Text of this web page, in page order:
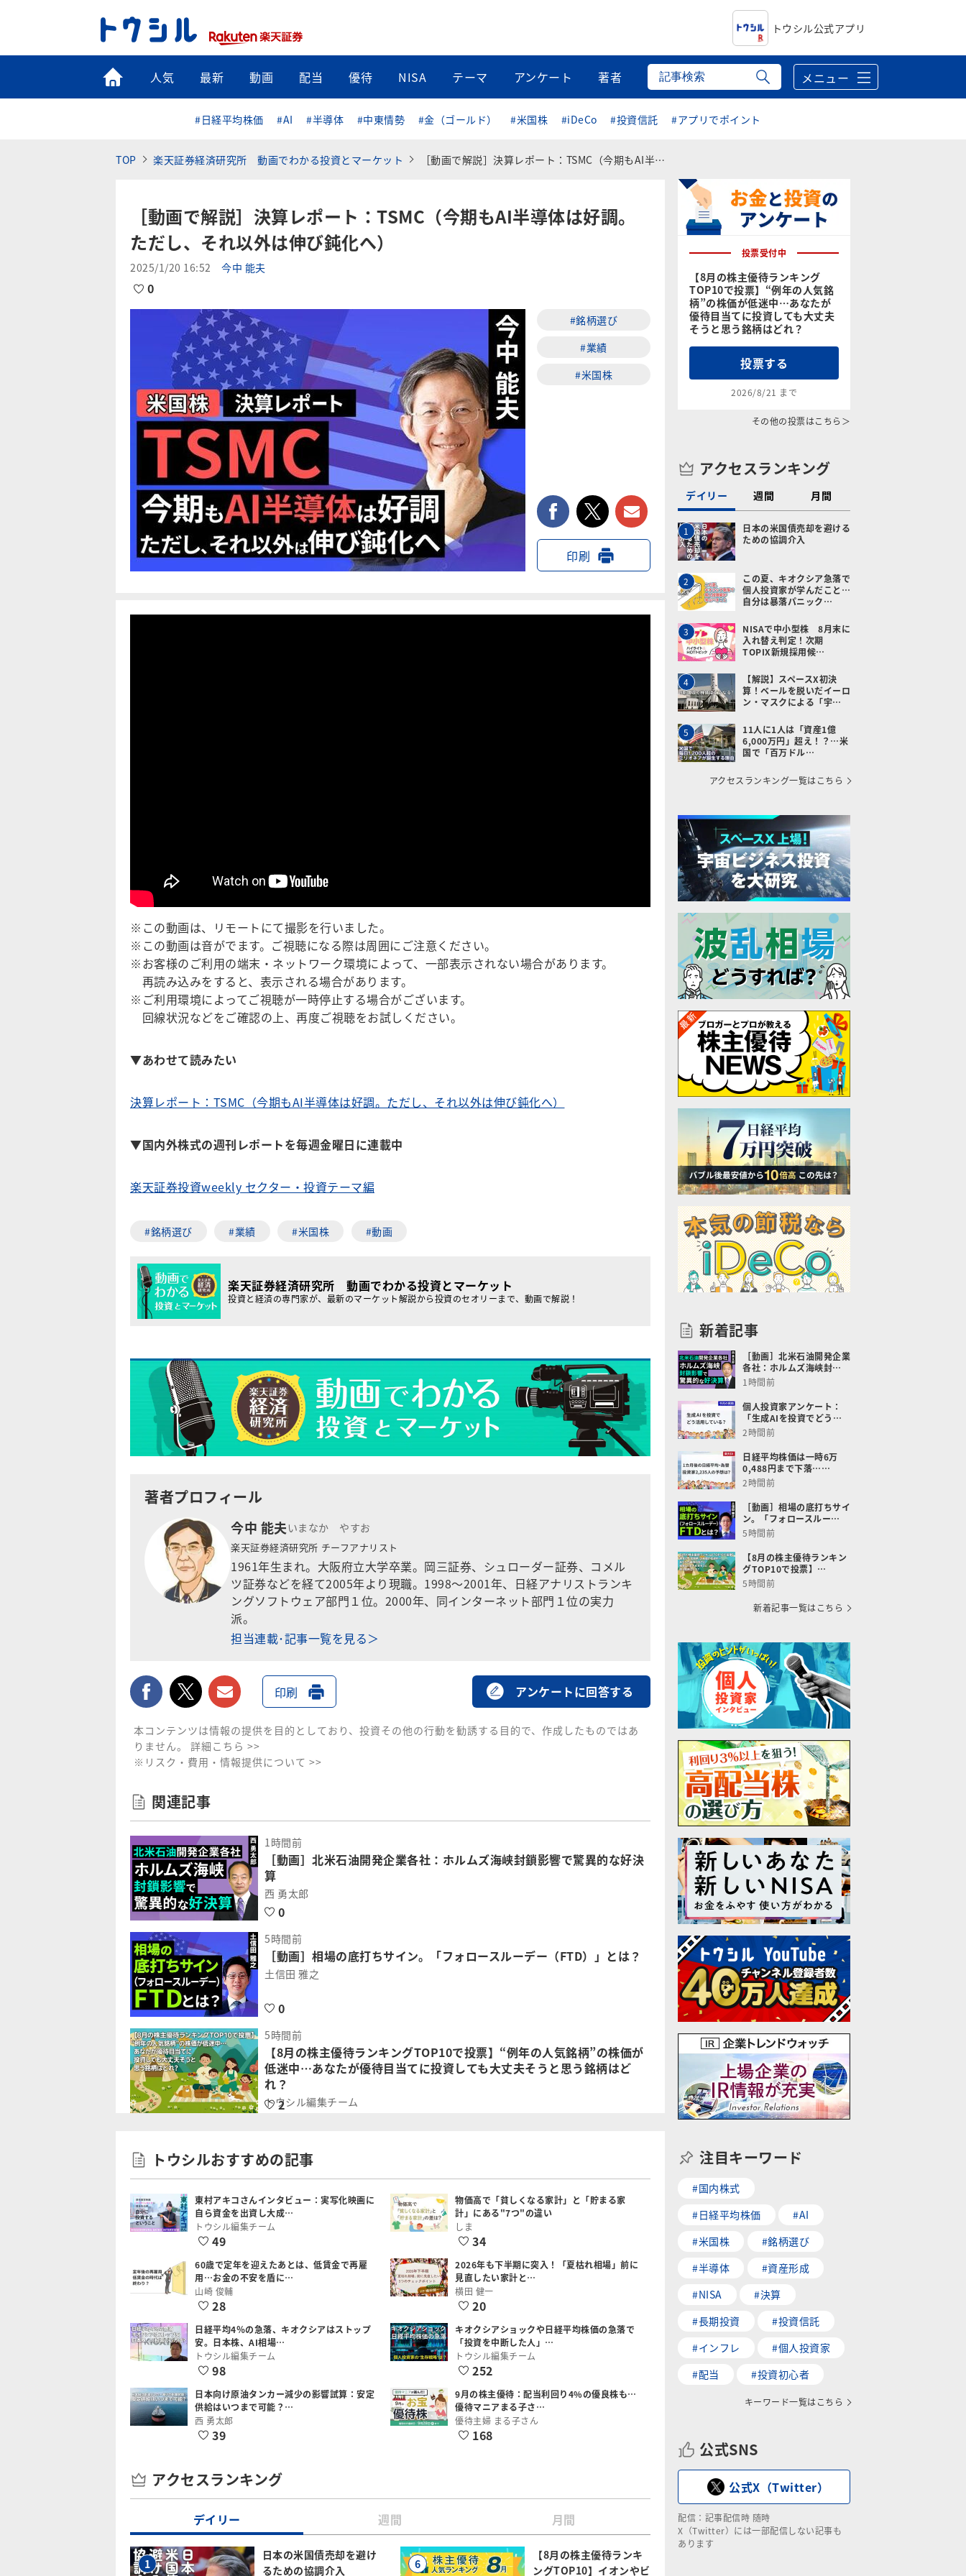
トウシル公式アプリ
トップ
人気 最新 動画 配当 優待 NISA テーマ アンケート 著者 メニュー
#日経平均株価 #AI #半導体 #中東情勢 #金（ゴールド） #米国株 #iDeCo #投資信託 #アプリでポイント
TOP 楽天証券経済研究所 動画でわかる投資とマーケット ［動画で解説］決算レポート：TSMC（今期もAI半導体は好調。ただし、それ以外は伸び鈍化へ）
［動画で解説］決算レポート：TSMC（今期もAI半導体は好調。
ただし、それ以外は伸び鈍化へ）
2025/1/20 16:52 今中 能夫
0
#銘柄選び
#業績
#米国株
facebooktwitter メールで送る
印刷
※この動画は、リモートにて撮影を行いました。
※この動画は音がでます。ご視聴になる際は周囲にご注意ください。
※お客様のご利用の端末・ネットワーク環境によって、一部表示されない場合があります。
再読み込みをすると、表示される場合があります。
※ご利用環境によってご視聴が一時停止する場合がございます。
回線状況などをご確認の上、再度ご視聴をお試しください。
▼あわせて読みたい
決算レポート：TSMC（今期もAI半導体は好調。ただし、それ以外は伸び鈍化へ）
▼国内外株式の週刊レポートを毎週金曜日に連載中
楽天証券投資weekly セクター・投資テーマ編
#銘柄選び #業績 #米国株 #動画
楽天証券経済研究所 動画でわかる投資とマーケット
投資と経済の専門家が、最新のマーケット解説から投資のセオリーまで、動画で解説！
著者プロフィール
今中 能夫 いまなか やすお
楽天証券経済研究所 チーフアナリスト
1961年生まれ。大阪府立大学卒業。岡三証券、シュローダー証券、コメル
ツ証券などを経て2005年より現職。1998〜2001年、日経アナリストランキ
ングソフトウェア部門１位。2000年、同インターネット部門１位の実力
派。
担当連載･記事一覧を見る＞
facebooktwitter メールで送る
印刷 アンケートに回答する
本コンテンツは情報の提供を目的としており、投資その他の行動を勧誘する目的で、作成したものではあ
りません。 詳細こちら >>
※リスク・費用・情報提供について >>
関連記事
1時間前
［動画］北米石油開発企業各社：ホルムズ海峡封鎖影響で驚異的な好決
算
西 勇太郎
0
5時間前
［動画］相場の底打ちサイン。「フォロースルーデー（FTD）」とは？
土信田 雅之
0
5時間前
【8月の株主優待ランキングTOP10で投票】“例年の人気銘柄”の株価が
低迷中…あなたが優待目当てに投資しても大丈夫そうと思う銘柄はど
れ？
トウシル編集チーム
2
トウシルおすすめの記事
東村アキコさんインタビュー：実写化映画に
自ら資金を出資し大成…
トウシル編集チーム
49
物価高で「貧しくなる家計」と「貯まる家
計」にある"7つ"の違い
しま
34
60歳で定年を迎えたあとは、低賃金で再雇
用…お金の不安を盾に…
山崎 俊輔
28
2026年も下半期に突入！「夏枯れ相場」前に
見直したい家計と…
横田 健一
20
日経平均4％の急落、キオクシアはストップ
安。日本株、AI相場…
トウシル編集チーム
98
キオクシアショックや日経平均株価の急落で
「投資を中断した人」…
トウシル編集チーム
252
日本向け原油タンカー減少の影響試算：安定
供給はいつまで可能？…
西 勇太郎
39
9月の株主優待：配当利回り4%の優良株も…
優待マニアまる子さ…
優待主婦 まる子さん
168
アクセスランキング
デイリー 週間 月間
1
日本の米国債売却を避け
るための協調介入
6
【8月の株主優待ランキ
ングTOP10】イオンやビ
投票受付中
【8月の株主優待ランキング
TOP10で投票】“例年の人気銘
柄”の株価が低迷中…あなたが
優待目当てに投資しても大丈夫
そうと思う銘柄はどれ？
投票する
2026/8/21 まで
その他の投票はこちら＞
アクセスランキング
デイリー 週間 月間
1
日本の米国債売却を避ける
ための協調介入
2
この夏、キオクシア急落で
個人投資家が学んだこと…
自分は暴落パニック…
3
NISAで中小型株 8月末に
入れ替え判定！次期
TOPIX新規採用候…
4
【解説】スペースX初決
算！ベールを脱いだイーロ
ン・マスクによる「宇…
5
11人に1人は「資産1億
6,000万円」超え！？…米
国で「百万ドル…
アクセスランキング一覧はこちら
新着記事
［動画］北米石油開発企業
各社：ホルムズ海峡封…
1時間前
個人投資家アンケート：
「生成AIを投資でどう…
2時間前
日経平均株価は一時6万
0,488円まで下落……
2時間前
［動画］相場の底打ちサイ
ン。「フォロースルー…
5時間前
【8月の株主優待ランキン
グTOP10で投票】…
5時間前
新着記事一覧はこちら
注目キーワード
#国内株式
#日経平均株価
#AI
#米国株
#銘柄選び
#半導体
#資産形成
#NISA
#決算
#長期投資
#投資信託
#インフレ
#個人投資家
#配当
#投資初心者
キーワード一覧はこちら
公式SNS
公式X（Twitter）
配信：記事配信時 随時
X（Twitter）には一部配信しない記事も
あります